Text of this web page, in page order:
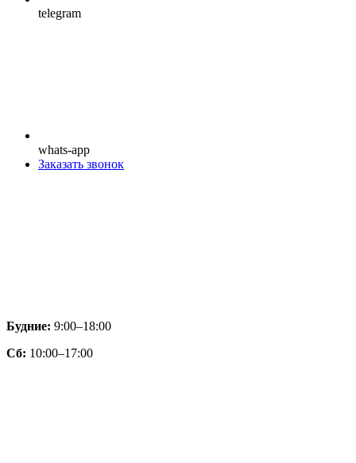
telegram
whats-app
Заказать звонок
Будние: 9:00–18:00
Сб: 10:00–17:00